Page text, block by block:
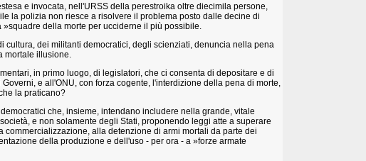
e invocata, nell'URSS della perestroika oltre diecimila persone,
la polizia non riesce a risolvere il problema posto dalle decine di
della morte per ucciderne il più possibile.
cultura, dei militanti democratici, degli scienziati, denuncia nella pena
mortale illusione.
in primo luogo, di legislatori, che ci consenta di depositare e di
e all'ONU, con forza cogente, l'interdizione della pena di morte,
la praticano?
che, insieme, intendano includere nella grande, vitale
e non solamente degli Stati, proponendo leggi atte a superare
alla detenzione di armi mortali da parte dei
della produzione e dell'uso - per ora - a »forze armate